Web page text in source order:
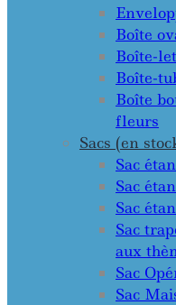
Boîte
Boîte-
Boîte-
Boîte
fleurs
Sacs (en
Sac
Sac
Sac
Sac
aux
Sac
Sac